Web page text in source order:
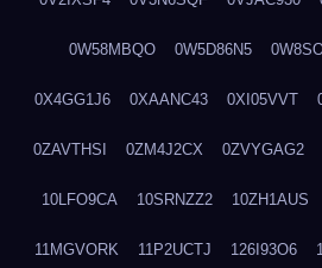
0W58MBQO 0W5D86N5
0X4GG1J6 0XAANC43 0XI05VVT
0ZAVTHSI 0ZM4J2CX 0ZVYGAG2
10LFO9CA 10SRNZZ2 10ZH1AUS
11MGVORK 11P2UCTJ 126I93O6